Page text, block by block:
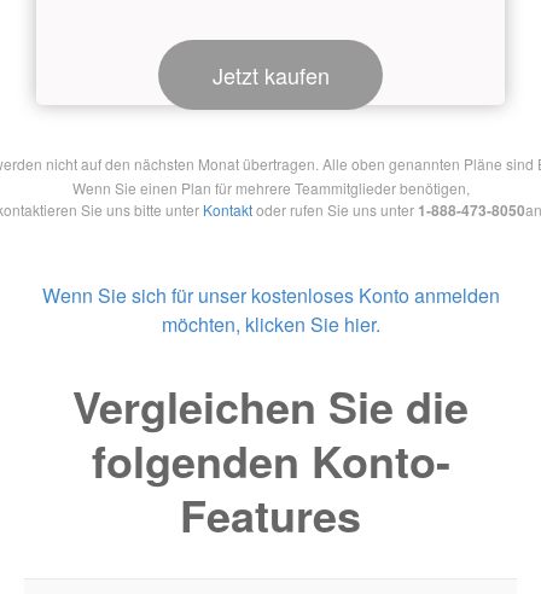
Jetzt kaufen
nicht auf den nächsten Monat übertragen. Alle oben genannten Pläne
Wenn Sie einen Plan für mehrere Teammitglieder benötigen,
Sie uns bitte unter Kontaktoder rufen Sie uns unter 1-888-473-8050
Wenn Sie sich für unser kostenloses Konto anmelden
möchten, klicken Sie hier.
Vergleichen Sie die
folgenden Konto-
Features